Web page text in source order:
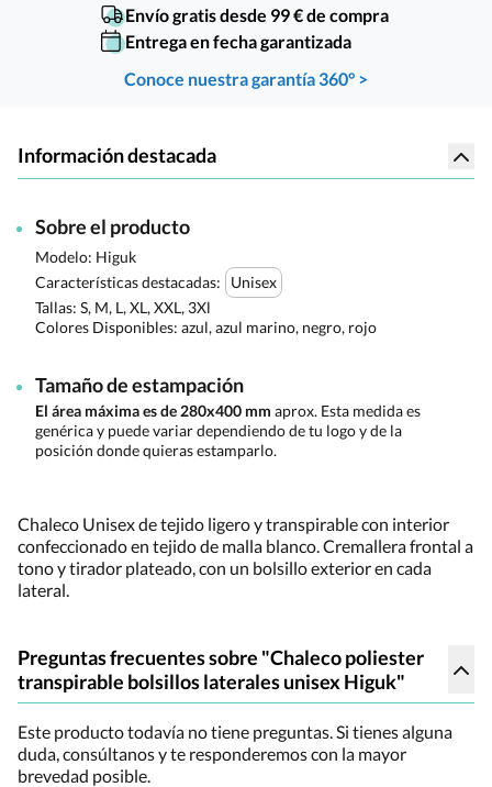
Envío gratis desde 99 € de compra
Entrega en fecha garantizada
Conoce nuestra garantía 360° >
Información destacada
Sobre el producto
Modelo: Higuk
Características destacadas:
Unisex
Tallas: S, M, L, XL, XXL, 3Xl
Colores Disponibles: azul, azul marino, negro, rojo
Tamaño de estampación
El área máxima es de 280x400 mm aprox. Esta medida es
genérica y puede variar dependiendo de tu logo y de la
posición donde quieras estamparlo.
Chaleco Unisex de tejido ligero y transpirable con interior
confeccionado en tejido de malla blanco. Cremallera frontal a
tono y tirador plateado, con un bolsillo exterior en cada
lateral.
Preguntas frecuentes sobre "Chaleco poliester
transpirable bolsillos laterales unisex Higuk"
Este producto todavía no tiene preguntas. Si tienes alguna
duda, consúltanos y te responderemos con la mayor
brevedad posible.